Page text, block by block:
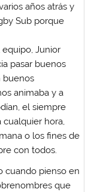
años atrás y
Sub porque
Junior
pasar buenos
buenos
animaba y a
el siempre
cualquier hora,
o los fines de
con todos.
cuando pienso en
que